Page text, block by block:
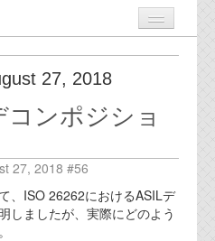
グ
27, 2018
コンポジショ
27, 2018 #56
、ISO 26262におけるASILデ
しましたが、実際にどのよう